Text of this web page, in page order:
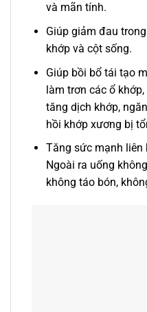
và mãn tính.
Giúp giảm đau
khớp và cột sống.
Giúp bồi bổ tái tạo
làm trơn các ổ
tăng dịch khớp,
hồi khớp xương bị
Tăng sức mạnh liên
Ngoài ra uống
không táo bón,